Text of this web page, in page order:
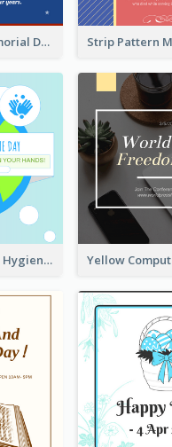
Blue USA Flag Memorial Day Instagram Post Design
Green World Hand Hygiene Day Instagram Post